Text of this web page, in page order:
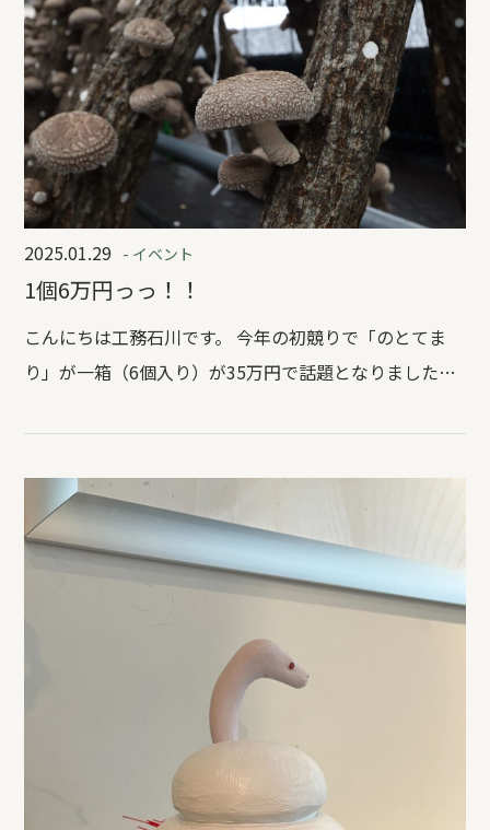
て、完成まであともう少し、とても楽しみです。
2025.01.29 - イベント
1個6万円っっ！！
こんにちは工務石川です。 今年の初競りで「のとてま
り」が一箱（6個入り）が35万円で話題となりました
し い た け 原 木 今回もいい原木が届いてま
すよ。